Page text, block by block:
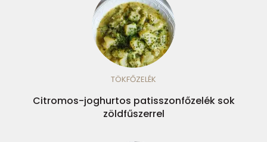
TÖKFŐZELÉK
Citromos-joghurtos patisszonfőzelék sok
zöldfűszerrel